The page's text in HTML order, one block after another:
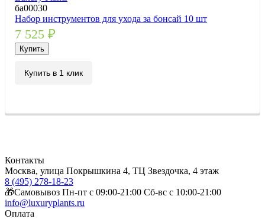
ба00030
Набор инструментов для ухода за бонсай 10 шт
7 525 ₽
Купить
Купить в 1 клик
Контакты
Москва, улица Покрышкина 4, ТЦ Звездочка, 4 этаж
8 (495) 278-18-23
🎁Самовывоз Пн-пт с 09:00-21:00 Сб-вс с 10:00-21:00
info@luxuryplants.ru
Оплата